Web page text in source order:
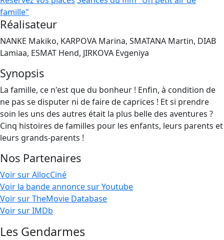
famille"
Réalisateur
NANKE Makiko, KARPOVA Marina, SMATANA Martin, DIAB
Lamiaa, ESMAT Hend, JIRKOVA Evgeniya
Synopsis
La famille, ce n'est que du bonheur ! Enfin, à condition de
ne pas se disputer ni de faire de caprices ! Et si prendre
soin les uns des autres était la plus belle des aventures ?
Cinq histoires de familles pour les enfants, leurs parents et
leurs grands-parents !
Nos Partenaires
Voir sur AllocCiné
Voir la bande annonce sur Youtube
Voir sur TheMovie Database
Voir sur IMDb
Les Gendarmes